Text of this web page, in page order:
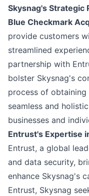
Skysnag's Strategic
Blue Checkmark
provide customers
streamlined
partnership with
bolster Skysnag's
process of obtaining
seamless and
businesses and
Entrust's Expertise
Entrust, a global
and data security,
enhance Skysnag's
Entrust, Skysnag